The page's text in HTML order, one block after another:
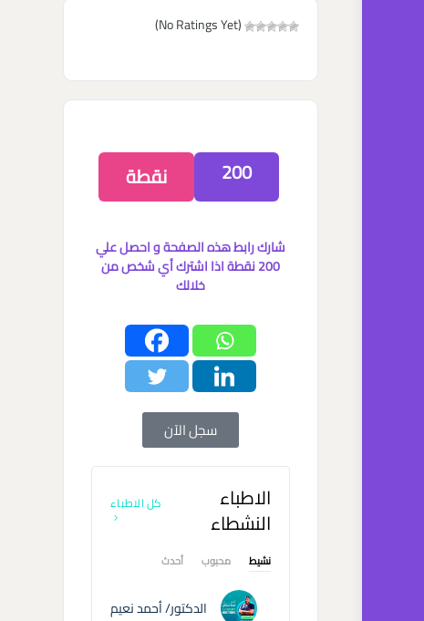
(No Ratings Yet)
200 نقطة
شارك رابط هذه الصفحة و احصل علي
200 نقطة اذا اشترك أي شخص من
خلالك
سجل الآن
الاطباء
النشطاء
كل الاطباء
نشيط محبوب أحدث
الدكتور/ أحمد نعيم